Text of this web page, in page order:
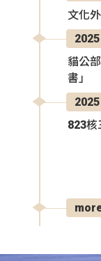
文化
2025
貓公
書」
2025
823核